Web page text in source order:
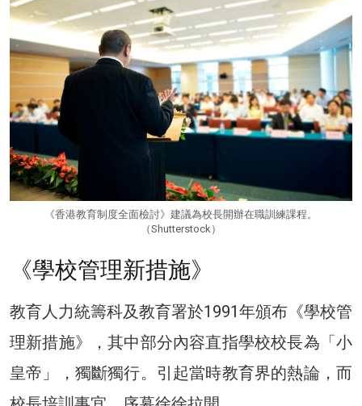
《香港教育制度全面檢討》建議為校長開辦在職訓練課程。
（Shutterstock）
《學校管理新措施》
教育人力統籌科及教育署於1991年頒布《學校管
理新措施》，其中部分內容直指學校校長為「小
皇帝」，獨斷獨行。引起當時教育界的熱論，而